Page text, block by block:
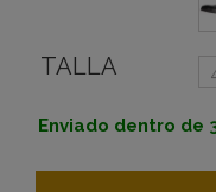
TALLA
Enviado dentro de